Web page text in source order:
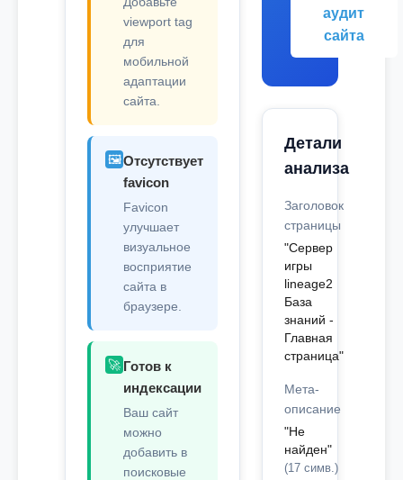
viewport tag
для
мобильной
адаптации
сайта.
🖼️Отсутствует
favicon
Favicon
улучшает
визуальное
восприятие
сайта в
браузере.
🚀 Готов к
индексации
Ваш сайт
можно
добавить в
поисковые
аудит
сайта
Детали
анализа
Заголовок
страницы
"Сервер
игры
lineage2
База
знаний -
Главная
страница"
Мета-
описание
"Не
найден"
(17 симв.)